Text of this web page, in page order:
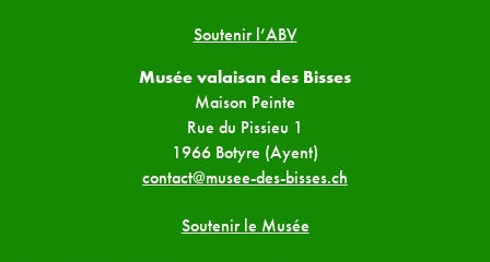
Soutenir l’ABV
Musée valaisan des Bisses
Maison Peinte
Rue du Pissieu 1
1966 Botyre (Ayent)
contact@musee-des-bisses.ch
Soutenir le Musée